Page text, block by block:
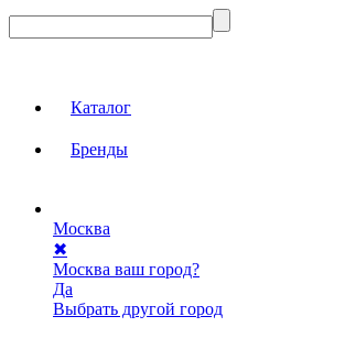
Каталог
Бренды
Москва
✖
Москва ваш город?
Да
Выбрать другой город